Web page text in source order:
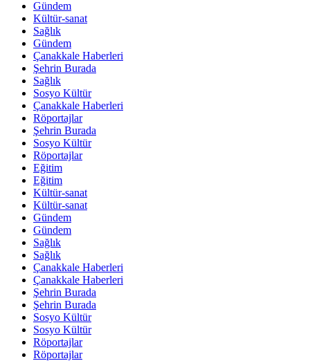
Gündem
Kültür-sanat
Sağlık
Gündem
Çanakkale Haberleri
Şehrin Burada
Sağlık
Sosyo Kültür
Çanakkale Haberleri
Röportajlar
Şehrin Burada
Sosyo Kültür
Röportajlar
Eğitim
Eğitim
Kültür-sanat
Kültür-sanat
Gündem
Gündem
Sağlık
Sağlık
Çanakkale Haberleri
Çanakkale Haberleri
Şehrin Burada
Şehrin Burada
Sosyo Kültür
Sosyo Kültür
Röportajlar
Röportajlar